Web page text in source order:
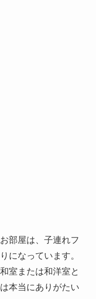
部屋は、子連れフ
になっています。
室または和洋室と
本当にありがたい